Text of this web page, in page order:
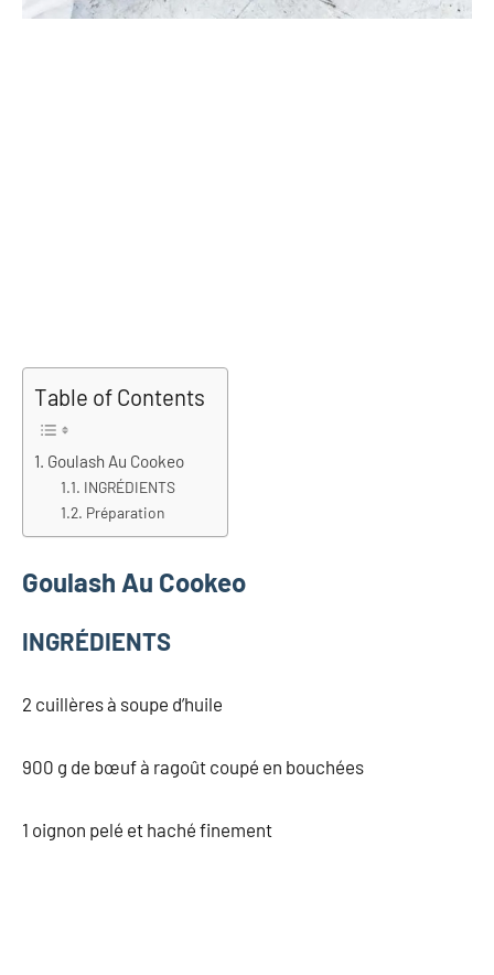
Table of Contents
Goulash Au Cookeo
INGRÉDIENTS
Préparation
Goulash Au Cookeo
INGRÉDIENTS
2 cuillères à soupe d’huile
900 g de bœuf à ragoût coupé en bouchées
1 oignon pelé et haché finement